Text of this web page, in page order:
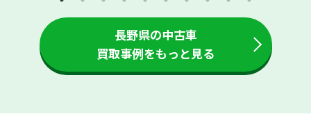
長野県の中古車
買取事例をもっと見る